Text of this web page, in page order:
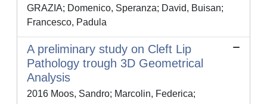
GRAZIA; Domenico, Speranza; David, Buisan;
Francesco, Padula
A preliminary study on Cleft Lip
Pathology trough 3D Geometrical
Analysis
2016 Moos, Sandro; Marcolin, Federica;